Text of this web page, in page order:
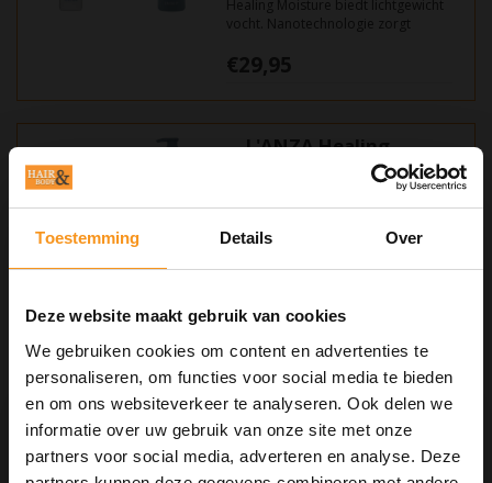
Toestemming Details Over
Deze website maakt gebruik van cookies
We gebruiken cookies om content en advertenties te
personaliseren, om functies voor social media te bieden
en om ons websiteverkeer te analyseren. Ook delen we
informatie over uw gebruik van onze site met onze
partners voor social media, adverteren en analyse. Deze
Healing Moisture biedt lichtgewicht
vocht. Nanotechnologie zorgt
ingrediënten diep in het haar
binnendringen. De L’ANZA Healing
verzegelt het vocht voor langdurige
€29,95
L'ANZA Healing
Moisture Tamanu
Cream Shampoo
1000ml
vocht. Nanotechnologie zorgt
ingrediënten diep in het haar
binnendringen. De L’ANZA Healing
verzegelt het vocht voor langdurige
souplesse en glans.
€78,95
L'ANZA Healing
Volume Thickening
Shampoo